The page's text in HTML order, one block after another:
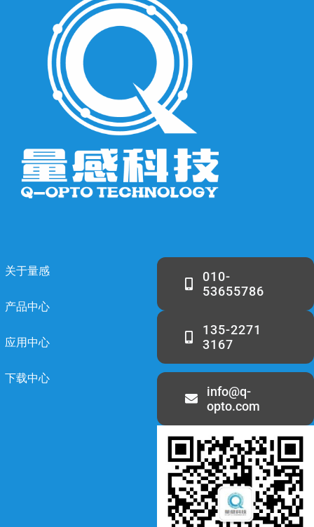
关于量感
产品中心
应用中心
下载中心
010-
53655786
135-2271
3167
info@q-
opto.com